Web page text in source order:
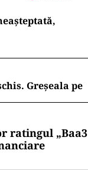
Greșeala pe
ratingul „Baa3